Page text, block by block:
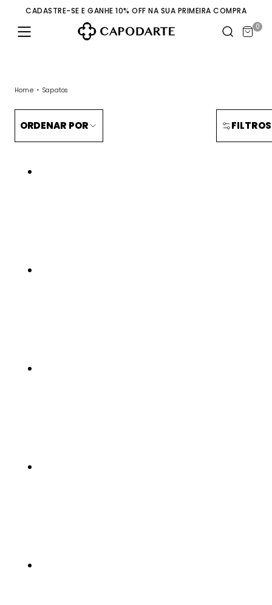
CADASTRE-SE E GANHE 10% OFF NA SUA PRIMEIRA COMPRA
0
Home Sapatos
FILTROS
ORDENAR POR